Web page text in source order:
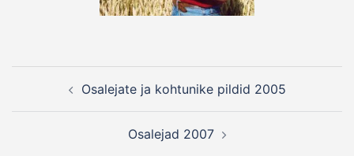
navigationOsalejate ja kohtunike pildid 2005
Osalejad 2007